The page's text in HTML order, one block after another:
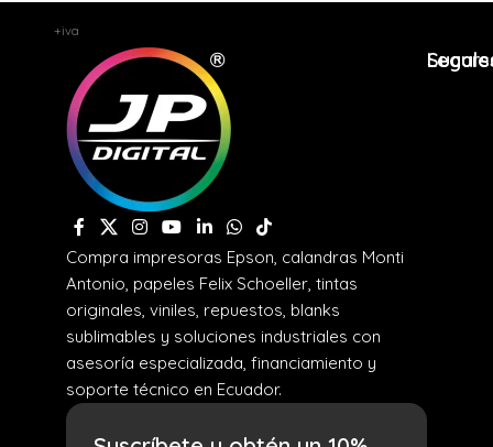
+iva
Compra impresoras Epson, calandras Monti
Antonio, papeles Felix Schoeller, tintas
originales, viniles, repuestos, blanks
sublimables y soluciones industriales con
asesoría especializada, financiamiento y
soporte técnico en Ecuador.